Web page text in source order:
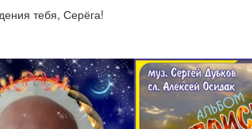
тебя, Серёга!